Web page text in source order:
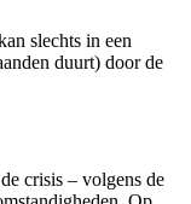
slechts in een
duurt) door de
crisis – volgens de